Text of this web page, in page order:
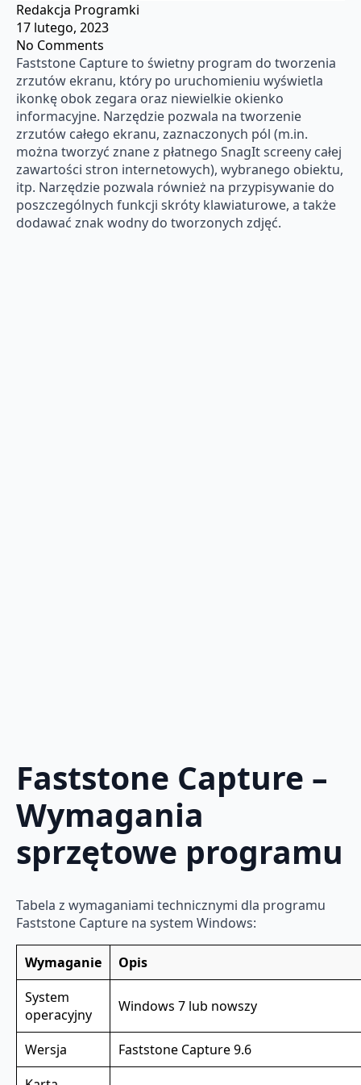
Redakcja Programki
17 lutego, 2023
No Comments
Faststone Capture to świetny program do tworzenia
zrzutów ekranu, który po uruchomieniu wyświetla
ikonkę obok zegara oraz niewielkie okienko
informacyjne. Narzędzie pozwala na tworzenie
zrzutów całego ekranu, zaznaczonych pól (m.in.
można tworzyć znane z płatnego SnagIt screeny całej
zawartości stron internetowych), wybranego obiektu,
itp. Narzędzie pozwala również na przypisywanie do
poszczególnych funkcji skróty klawiaturowe, a także
dodawać znak wodny do tworzonych zdjęć.
Faststone Capture –
Wymagania
sprzętowe programu
Tabela z wymaganiami technicznymi dla programu
Faststone Capture na system Windows:
Wymaganie
Opis
System
operacyjny
Windows 7 lub nowszy
Wersja
Faststone Capture 9.6